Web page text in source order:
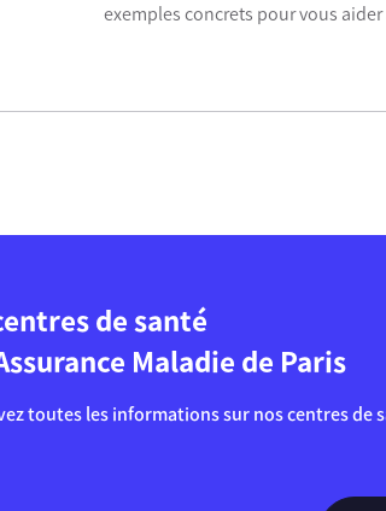
exemples concrets pour vous aider
de santé
Maladie de Paris
toutes les informations sur nos centres de